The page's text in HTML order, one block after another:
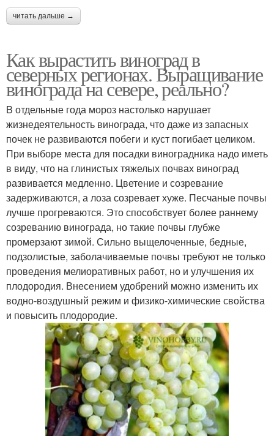
читать дальше →
Как вырастить виноград в
северных регионах. Выращивание
винограда на севере, реально?
B отдельные года мороз настолько нарушает
жизнедеятельность винограда, что даже из запасных
почек не развиваются побеги и куст погибает целиком.
При выборе места для посадки виноградника надо иметь
в виду, что на глинистых тяжелых почвах виноград
развивается медленно. Цветение и созревание
задерживаются, а лоза созревает хуже. Песчаные почвы
лучше прогреваются. Это способствует более раннему
созреванию винограда, но такие почвы глубже
промерзают зимой. Сильно выщелоченные, бедные,
подзолистые, заболачиваемые почвы требуют не только
проведения мелиоративных работ, но и улучшения их
плодородия. Внесением удобрений можно изменить их
водно-воздушный режим и физико-химические свойства
и повысить плодородие.